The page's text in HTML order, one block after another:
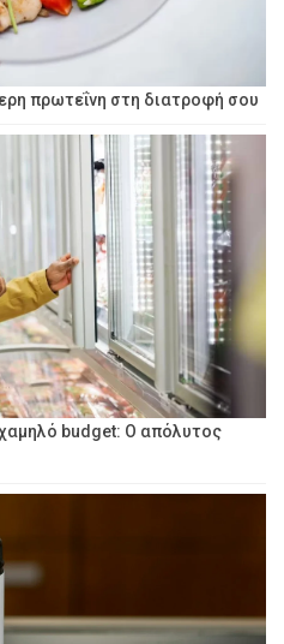
πρωτεΐνη στη διατροφή σου
budget: Ο απόλυτος